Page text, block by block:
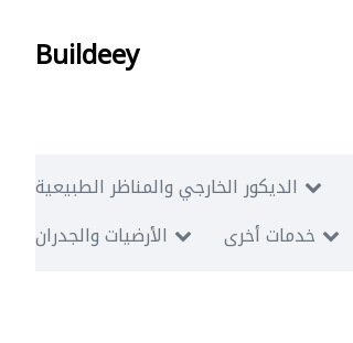
Buildeey
الديكور الخارجي والمناظر الطبيعية
الأرضيات والجدران
خدمات أخرى